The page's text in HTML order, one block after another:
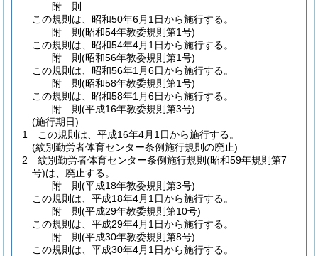
附 則
この規則は、昭和50年6月1日から施行する。
附 則(昭和54年教委規則第1号)
この規則は、昭和54年4月1日から施行する。
附 則(昭和56年教委規則第1号)
この規則は、昭和56年1月6日から施行する。
附 則(昭和58年教委規則第1号)
この規則は、昭和58年1月6日から施行する。
附 則(平成16年教委規則第3号)
(施行期日)
1
この規則は、平成16年4月1日から施行する。
(紋別勤労者体育センター条例施行規則の廃止)
2
紋別勤労者体育センター条例施行規則 (昭和59年規則第7
号)は、廃止する。
附 則(平成18年教委規則第3号)
この規則は、平成18年4月1日から施行する。
附 則(平成29年教委規則第10号)
この規則は、平成29年4月1日から施行する。
附 則(平成30年教委規則第8号)
この規則は、平成30年4月1日から施行する。